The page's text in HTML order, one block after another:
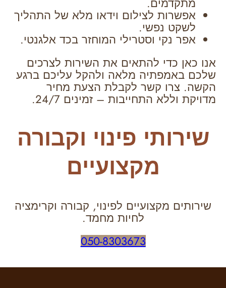
אפשרות לצילום וידאו מלא של התהליך
לשקט נפשי.
אפר נקי וסטרילי המוחזר בכד אלגנטי.
אנו כאן כדי להתאים את השירות לצרכים
שלכם באמפתיה מלאה ולהקל עליכם ברגע
הקשה. צרו קשר לקבלת הצעת מחיר
מדויקת וללא התחייבות – זמינים 24/7.
שירותי פינוי וקבורה
מקצועיים
שירותים מקצועיים לפינוי, קבורה וקרימציה
לחיות מחמד.
050-8303673